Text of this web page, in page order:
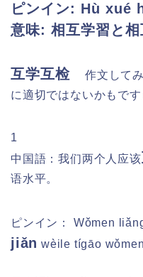
ピンイン: Hù xué
意味: 相互学習と相
互学互检
作文して
に適切ではないかもです
1
中国語：我们两个人应该
语水平。
ピンイン： Wǒmen
jiǎn wèile tígāo